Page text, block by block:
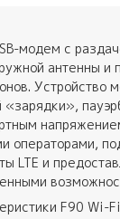
модем с
антенны и
Устройство
операторами,
LTE и
F90 Wi-